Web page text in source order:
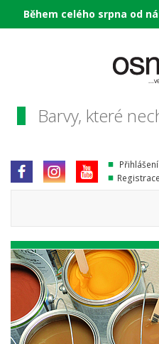
Během celého srpna od
Barvy, které
Přihlášení
Registrace